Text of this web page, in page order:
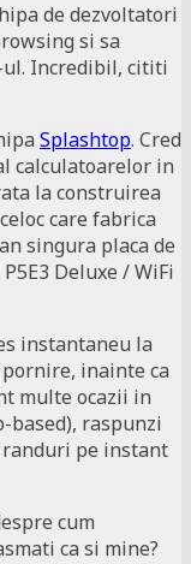
de dezvoltatori
si sa
ul. Incredibil, cititi
Splashtop. Cred
calculatoarelor in
la construirea
care fabrica
singura placa de
Deluxe / WiFi
instantaneu la
inainte ca
multe ocazii in
based), raspunzi
randuri pe instant
cum
ca si mine?